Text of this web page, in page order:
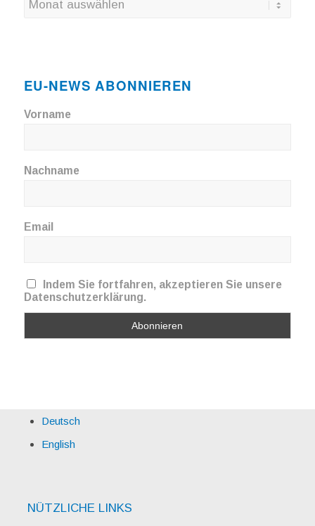
EU-NEWS ABONNIEREN
Vorname
Nachname
Email
Indem Sie fortfahren, akzeptieren Sie unsere
Datenschutzerklärung.
Deutsch
English
NÜTZLICHE LINKS